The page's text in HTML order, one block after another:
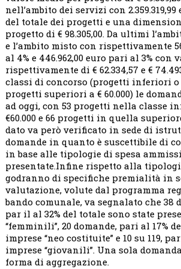
nell’ambito dei servizi con
del totale dei progetti e una
progetto di € 98.305,00. Da ultimi
e l’ambito misto con rispettivamente
al 4% e 446.962,00 euro pari al 3% con
rispettivamente di € 62.334,57 e €
classi di concorso (progetti inferiori o
progetti superiori a € 60.000) le
ad oggi, con 53 progetti nella classe
€60.000 e 66 progetti in quella
dato va però verificato in sede di
domande in quanto è suscettibile di
in base alle tipologie di spesa
presentate.Infine rispetto alla
godranno di specifiche premialità in
valutazione, volute dal programma
bando comunale, va segnalato che 38
par il al 32% del totale sono state
“femminili”, 20 domande, pari al 17%
imprese “neo costituite” e 10 su 119,
imprese “giovanili”. Una sola
forma di aggregazione.